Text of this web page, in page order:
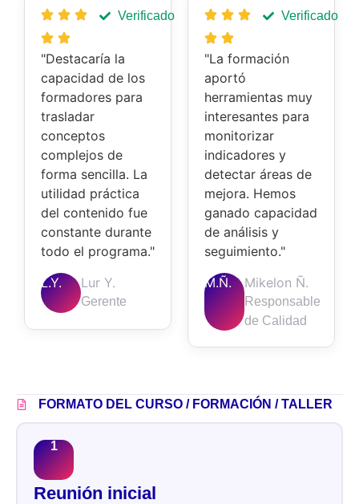
Verificado
"Destacaría la
capacidad de los
formadores para
trasladar
conceptos
complejos de
forma sencilla. La
utilidad práctica
del contenido fue
constante durante
todo el programa."
L.Y.
Lur Y.
Gerente
Verificado
"La formación
aportó
herramientas muy
interesantes para
monitorizar
indicadores y
detectar áreas de
mejora. Hemos
ganado capacidad
de análisis y
seguimiento."
M.Ñ.
Mikelon Ñ.
Responsable
de Calidad
FORMATO DEL CURSO / FORMACIÓN / TALLER
Reunión inicial